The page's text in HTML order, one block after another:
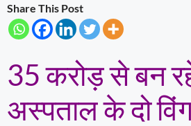
Share This Post
35 करोड़ से बन
अस्पताल के दो